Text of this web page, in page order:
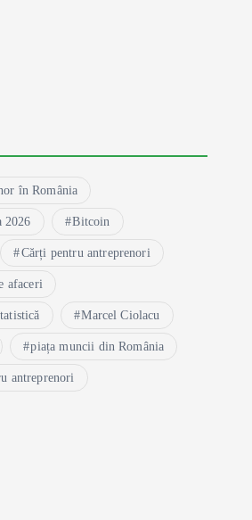
în România
2026 Bitcoin
Cărți pentru antreprenori
afaceri
Marcel Ciolacu
piața muncii din România
antreprenori